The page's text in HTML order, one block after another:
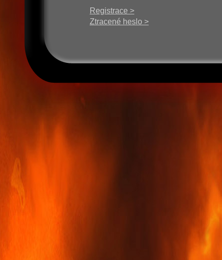
Registrace >
Ztracené heslo >